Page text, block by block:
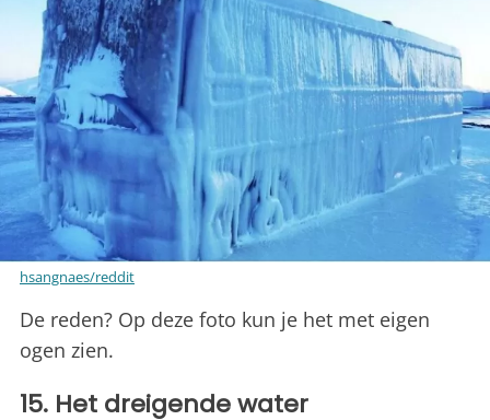
hsangnaes/reddit
De reden? Op deze foto kun je het met eigen
ogen zien.
15. Het dreigende water